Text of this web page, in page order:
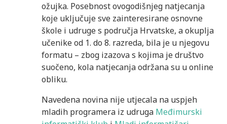
ožujka. Posebnost ovogodišnjeg natjecanja
koje uključuje sve zainteresirane osnovne
škole i udruge s područja Hrvatske, a okuplja
učenike od 1. do 8. razreda, bila je u njegovu
formatu – zbog izazova s kojima je društvo
suočeno, kola natjecanja održana su u online
obliku.
Navedena novina nije utjecala na uspjeh
mladih programera iz udruga Međimurski